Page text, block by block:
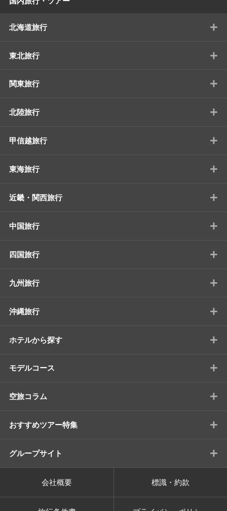
北海道旅行 +
東北旅行 +
関東旅行 +
北陸旅行 +
甲信越旅行 +
東海旅行 +
近畿・関西旅行 +
中国旅行 +
四国旅行 +
九州旅行 +
沖縄旅行 +
ホテルから探す +
モデルコース +
空旅コラム +
おすすめツアー特集 +
グループサイト +
会社概要 標識・約款